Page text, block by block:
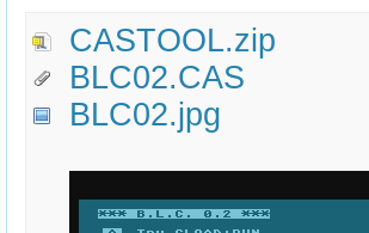
CASTOOL.zip
BLC02.CAS
BLC02.jpg